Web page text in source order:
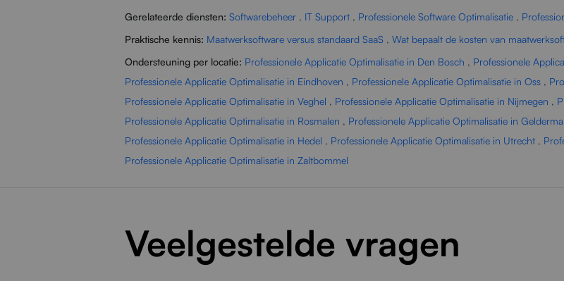
Gerelateerde diensten: Softwarebeheer , IT Support , Professionele Software Optimalisatie ,
Praktische kennis: Maatwerksoftware versus standaard SaaS , Wat bepaalt de kosten van
Ondersteuning per locatie: Professionele Applicatie Optimalisatie in Den Bosch , Professionele
Professionele Applicatie Optimalisatie in Eindhoven , Professionele Applicatie Optimalisatie in Oss ,
Professionele Applicatie Optimalisatie in Veghel , Professionele Applicatie Optimalisatie in Nijmegen ,
Professionele Applicatie Optimalisatie in Rosmalen , Professionele Applicatie Optimalisatie in
Professionele Applicatie Optimalisatie in Hedel , Professionele Applicatie Optimalisatie in Utrecht ,
Professionele Applicatie Optimalisatie in Zaltbommel
Veelgestelde vragen